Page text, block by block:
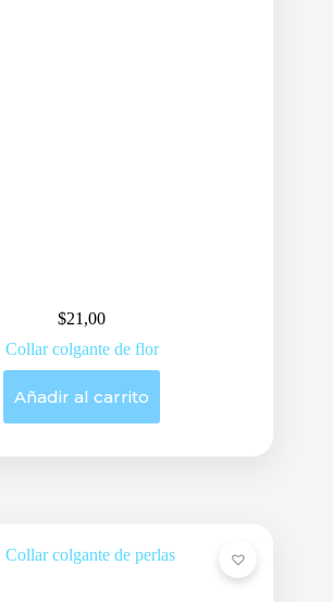
$21,00
Collar colgante de flor
Añadir al carrito